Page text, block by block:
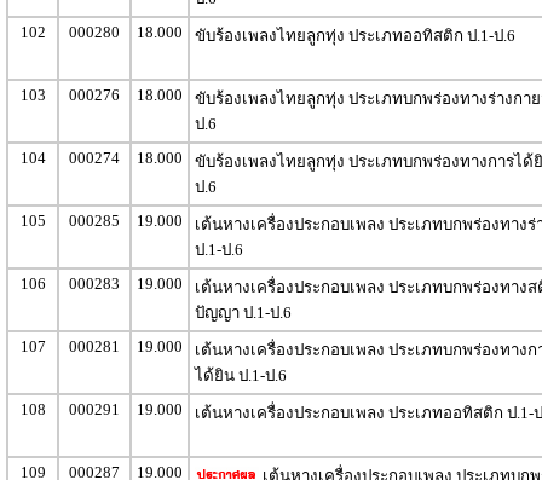
102
000280 18.000 ขับร้องเพลงไทยลูกทุ่ง ประเภทออทิสติก ป.1-ป.6
103 000276 18.000
ขับร้องเพลงไทยลูกทุ่ง ประเภทบกพร่องทางร่างกาย
ป.6
104
000274 18.000
ขับร้องเพลงไทยลูกทุ่ง ประเภทบกพร่องทางการได้
ป.6
105
000285 19.000
เต้นหางเครื่องประกอบเพลง ประเภทบกพร่องทางร่
ป.1-ป.6
106
000283 19.000
เต้นหางเครื่องประกอบเพลง ประเภทบกพร่องทางส
ปัญญา ป.1-ป.6
107
000281 19.000
เต้นหางเครื่องประกอบเพลง ประเภทบกพร่องทางก
ได้ยิน ป.1-ป.6
108
000291 19.000 เต้นหางเครื่องประกอบเพลง ประเภทออทิสติก ป.1-
109 000287 19.000
เต้นหางเครื่องประกอบเพลง ประเภทบก